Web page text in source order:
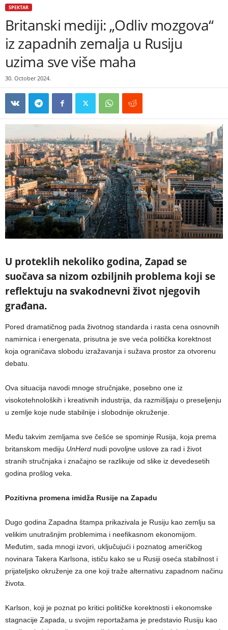
SPEKTAR
Britanski mediji: „Odliv mozgova“
iz zapadnih zemalja u Rusiju
uzima sve više maha
30. October 2024.
U proteklih nekoliko godina, Zapad se
suočava sa nizom ozbiljnih problema koji se
reflektuju na svakodnevni život njegovih
građana.
Pored dramatičnog pada životnog standarda i rasta cena osnovnih
namirnica i energenata, prisutna je sve veća politička korektnost
koja ograničava slobodu izražavanja i sužava prostor za otvorenu
debatu.
Ova situacija navodi mnoge stručnjake, posebno one iz
visokotehnoloških i kreativnih industrija, da razmišljaju o preseljenju
u zemlje koje nude stabilnije i slobodnije okruženje.
Među takvim zemljama sve češće se spominje Rusija, koja prema
britanskom mediju UnHerd nudi povoljne uslove za rad i život
stranih stručnjaka i značajno se razlikuje od slike iz devedesetih
godina prošlog veka.
Pozitivna promena imidža Rusije na Zapadu
Dugo godina Zapadna štampa prikazivala je Rusiju kao zemlju sa
velikim unutrašnjim problemima i neefikasnom ekonomijom.
Međutim, sada mnogi izvori, uključujući i poznatog američkog
novinara Takera Karlsona, ističu kako se u Rusiji oseća stabilnost i
prijateljsko okruženje za one koji traže alternativu zapadnom načinu
života.
Karlson, koji je poznat po kritici političke korektnosti i ekonomske
stagnacije Zapada, u svojim reportažama je predstavio Rusiju kao